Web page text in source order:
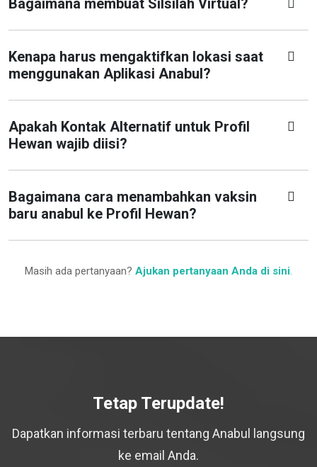
Bagaimana membuat Silsilah Virtual?
Kenapa harus mengaktifkan lokasi saat
menggunakan Aplikasi Anabul?
Apakah Kontak Alternatif untuk Profil
Hewan wajib diisi?
Bagaimana cara menambahkan vaksin
baru anabul ke Profil Hewan?
Masih ada pertanyaan? Ajukan pertanyaan Anda di sini.
Tetap Terupdate!
Dapatkan informasi terbaru tentang Anabul langsung
ke email Anda.